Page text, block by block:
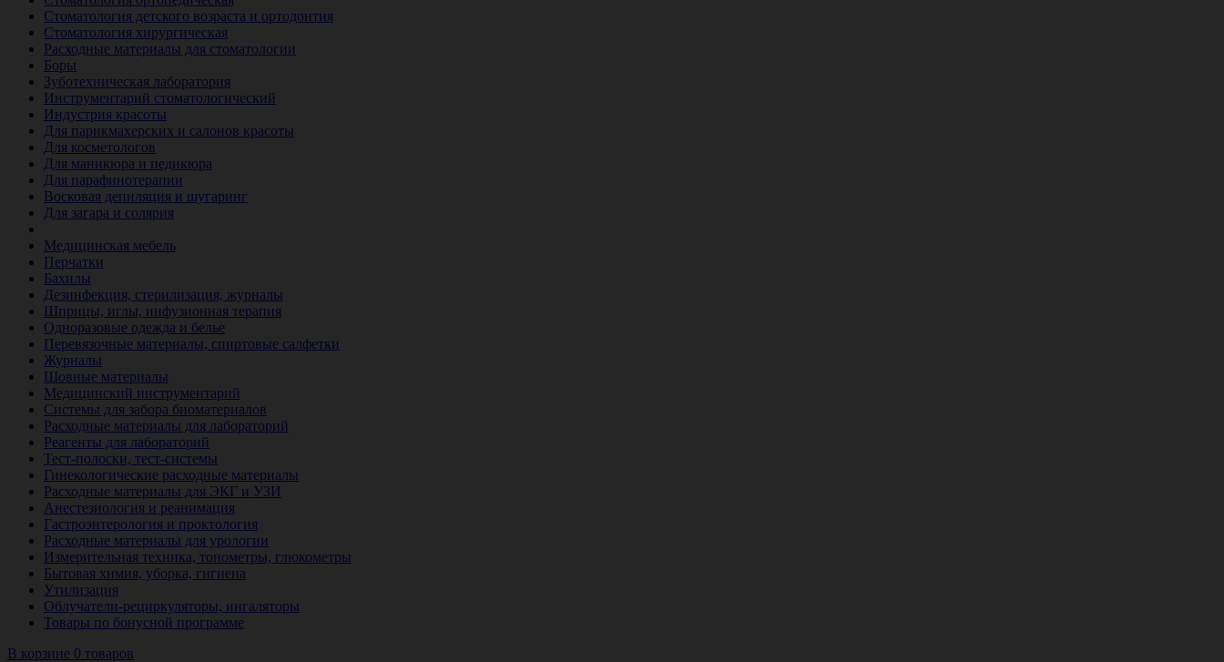
Стоматология детского возраста и ортодонтия
Стоматология хирургическая
Расходные материалы для стоматологии
Боры
Зуботехническая лаборатория
Инструментарий стоматологический
Индустрия красоты
Для парикмахерских и салонов красоты
Для косметологов
Для маникюра и педикюра
Для парафинотерапии
Восковая депиляция и шугаринг
Для загара и солярия
Медицинская мебель
Перчатки
Бахилы
Дезинфекция, стерилизация, журналы
Шприцы, иглы, инфузионная терапия
Одноразовые одежда и белье
Перевязочные материалы, спиртовые салфетки
Журналы
Шовные материалы
Медицинский инструментарий
Системы для забора биоматериалов
Расходные материалы для лабораторий
Реагенты для лабораторий
Тест-полоски, тест-системы
Гинекологические расходные материалы
Расходные материалы для ЭКГ и УЗИ
Анестезиология и реанимация
Гастроэнтерология и проктология
Расходные материалы для урологии
Измерительная техника, тонометры, глюкометры
Бытовая химия, уборка, гигиена
Утилизация
Облучатели-рециркуляторы, ингаляторы
Товары по бонусной программе
В корзине 0 товаров